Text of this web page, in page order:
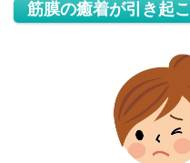
筋膜の癒着が引き起